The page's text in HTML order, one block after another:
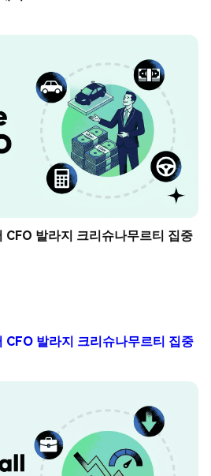
CFO 발라지 크리슈나무르티 집중
CFO 발라지 크리슈나무르티 집중